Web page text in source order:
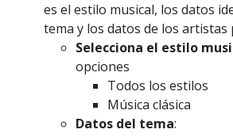
es el estilo musical, los datos
tema y los datos de los artistas
Selecciona el estilo
opciones
Todos los estilos
Música clásica
Datos del tema: